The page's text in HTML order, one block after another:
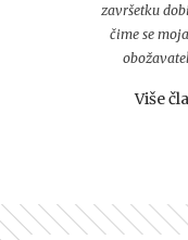
završetku
čime se
Više